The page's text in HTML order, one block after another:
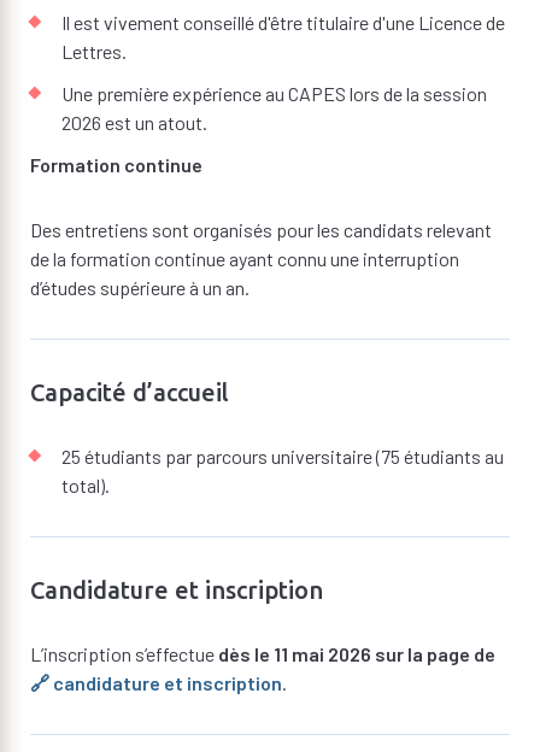
Il est vivement conseillé d'être titulaire d'une Licence de
Lettres.
Une première expérience au CAPES lors de la session
2026 est un atout.
Formation continue
Des entretiens sont organisés pour les candidats relevant
de la formation continue ayant connu une interruption
d’études supérieure à un an.
Capacité d’accueil
25 étudiants par parcours universitaire (75 étudiants au
total).
Candidature et inscription
L’inscription s’effectue dès le 11 mai 2026 sur la page de
🔗 candidature et inscription